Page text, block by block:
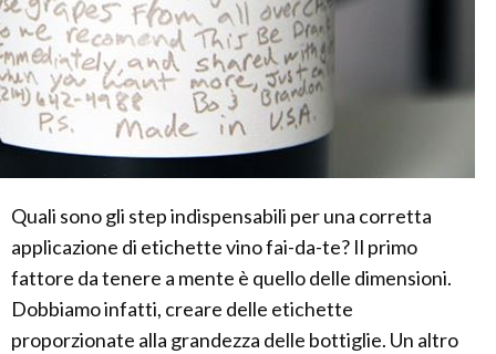
Quali sono gli step indispensabili per una corretta
applicazione di etichette vino fai-da-te? Il primo
fattore da tenere a mente è quello delle dimensioni.
Dobbiamo infatti, creare delle etichette
proporzionate alla grandezza delle bottiglie. Un altro